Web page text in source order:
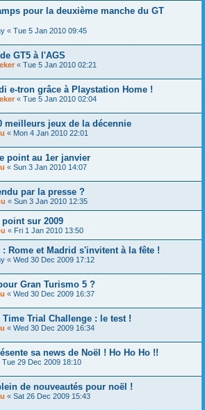
pour la deuxième manche du GT
« Tue 5 Jan 2010 09:45
GT5 à l'AGS
« Tue 5 Jan 2010 02:21
e-tron grâce à Playstation Home !
« Tue 5 Jan 2010 02:04
meilleurs jeux de la décennie
« Mon 4 Jan 2010 22:01
point au 1er janvier
« Sun 3 Jan 2010 14:07
par la presse ?
« Sun 3 Jan 2010 12:35
sur 2009
« Fri 1 Jan 2010 13:50
Rome et Madrid s'invitent à la fête !
« Wed 30 Dec 2009 17:12
Gran Turismo 5 ?
« Wed 30 Dec 2009 16:37
Trial Challenge : le test !
« Wed 30 Dec 2009 16:34
sa news de Noël ! Ho Ho Ho !!
Tue 29 Dec 2009 18:10
de nouveautés pour noël !
« Sat 26 Dec 2009 15:43